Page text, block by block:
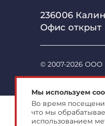
236006
Офис открыт
© 2007-2026
Мы используем
Во время
что мы
использованием